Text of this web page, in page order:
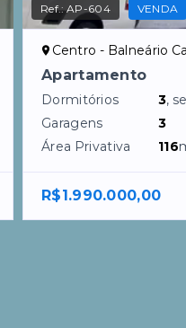
Ref.:AP-604 VENDA
Centro - Balneário
Apartamento
Dormitórios 3,
Garagens
3
Área Privativa
116
R$1.990.000,00